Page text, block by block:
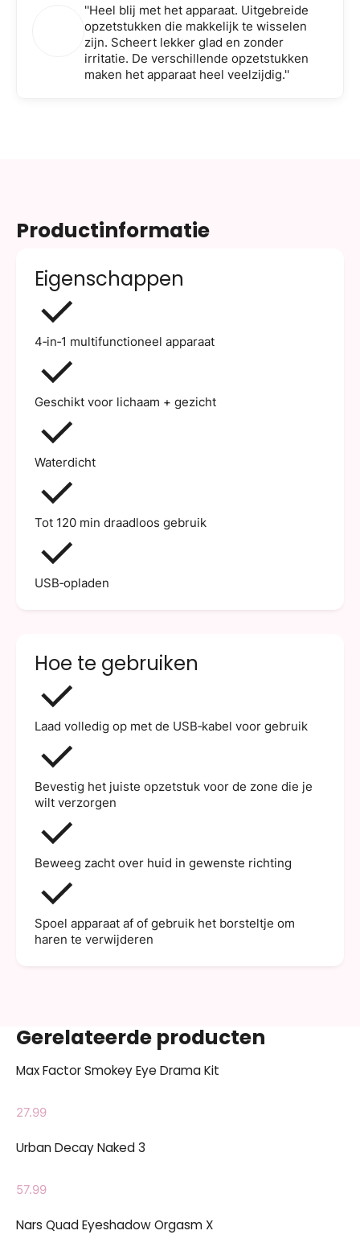
''Heel blij met het apparaat. Uitgebreide
opzetstukken die makkelijk te wisselen
zijn. Scheert lekker glad en zonder
irritatie. De verschillende opzetstukken
maken het apparaat heel veelzijdig.''
Productinformatie
Eigenschappen
4‑in‑1 multifunctioneel apparaat
Geschikt voor lichaam + gezicht
Waterdicht
Tot 120 min draadloos gebruik
USB‑opladen
Hoe te gebruiken
Laad volledig op met de USB‑kabel voor gebruik
Bevestig het juiste opzetstuk voor de zone die je
wilt verzorgen
Beweeg zacht over huid in gewenste richting
Spoel apparaat af of gebruik het borsteltje om
haren te verwijderen
Gerelateerde producten
Max Factor Smokey Eye Drama Kit
27.99
Urban Decay Naked 3
57.99
Nars Quad Eyeshadow Orgasm X